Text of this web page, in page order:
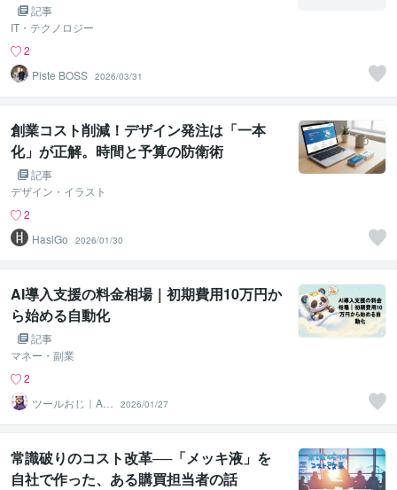
記事
IT・テクノロジー
2
Piste BOSS 2026/03/31
創業コスト削減！デザイン発注は「一本
化」が正解。時間と予算の防衛術
記事
デザイン・イラスト
2
HasiGo
2026/01/30
AI導入支援の料金相場｜初期費用10万円か
ら始める自動化
記事
マネー・副業
2
ツールおじ｜A
I・業務自動化・
小型開発
2026/01/27
常識破りのコスト改革──「メッキ液」を
自社で作った、ある購買担当者の話